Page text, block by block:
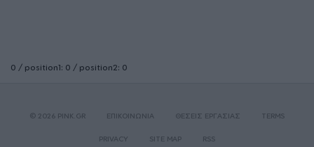
0 / position1: 0 / position2: 0
© 2026 PINK.GR ΕΠΙΚΟΙΝΩΝΙΑ ΘΕΣΕΙΣ ΕΡΓΑΣΙΑΣ TERMS
PRIVACY SITE MAP RSS